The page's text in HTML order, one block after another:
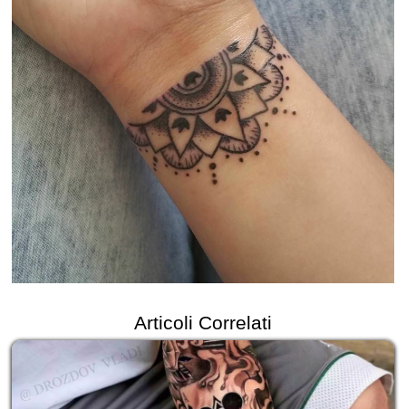
Articoli Correlati